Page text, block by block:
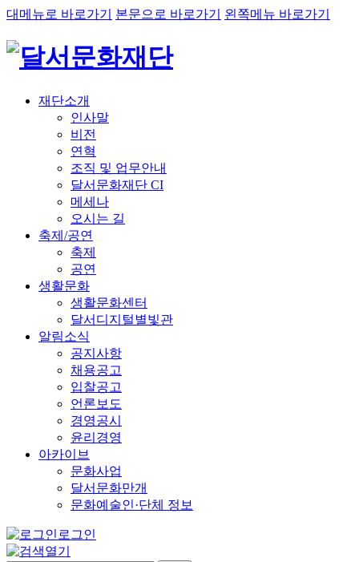
대메뉴로 바로가기 본문으로 바로가기 왼쪽메뉴 바로가기
재단소개
인사말
비전
연혁
조직 및 업무안내
달서문화재단 CI
메세나
오시는 길
축제/공연
축제
공연
생활문화
생활문화센터
달서디지털별빛관
알림소식
공지사항
채용공고
입찰공고
언론보도
경영공시
윤리경영
아카이브
문화사업
달서문화만개
문화예술인·단체 정보
로그인